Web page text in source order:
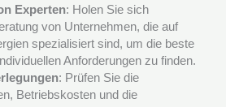
Experten: Holen Sie sich
von Unternehmen, die auf
spezialisiert sind, um die beste
Anforderungen zu finden.
: Prüfen Sie die
Betriebskosten und die